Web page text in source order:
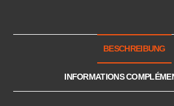
BESCHREIBUNG
INFORMATIONS